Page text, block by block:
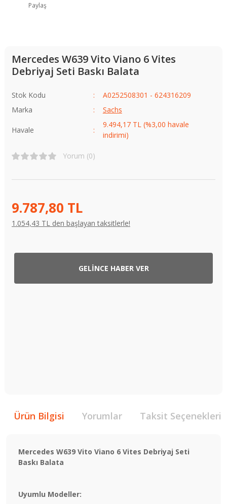
Paylaş
Mercedes W639 Vito Viano 6 Vites
Debriyaj Seti Baskı Balata
Stok Kodu
A0252508301 - 624316209
Marka
Sachs
Havale
9.494,17 TL (%3,00 havale
indirimi)
Yorum (0)
9.787,80 TL
1.054,43 TL den başlayan taksitlerle!
GELİNCE HABER VER
Ürün Bilgisi Yorumlar Taksit Seçenekleri
Mercedes W639 Vito Viano 6 Vites Debriyaj Seti
Baskı Balata
Uyumlu Modeller: